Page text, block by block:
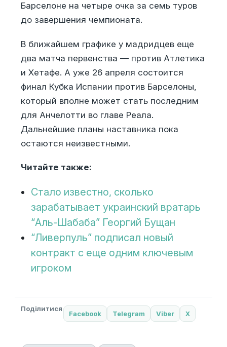
Барселоне на четыре очка за семь туров
до завершения чемпионата.
В ближайшем графике у мадридцев еще
два матча первенства — против Атлетика
и Хетафе. А уже 26 апреля состоится
финал Кубка Испании против Барселоны,
который вполне может стать последним
для Анчелотти во главе Реала.
Дальнейшие планы наставника пока
остаются неизвестными.
Читайте также:
Стало известно, сколько
зарабатывает украинский вратарь
“Аль-Шабаба” Георгий Бущан
“Ливерпуль” подписал новый
контракт с еще одним ключевым
игроком
Поділитися
Facebook Telegram Viber X